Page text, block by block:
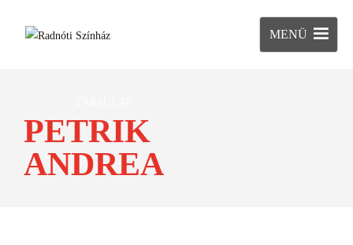
MENÜ
PETRIK
ANDREA